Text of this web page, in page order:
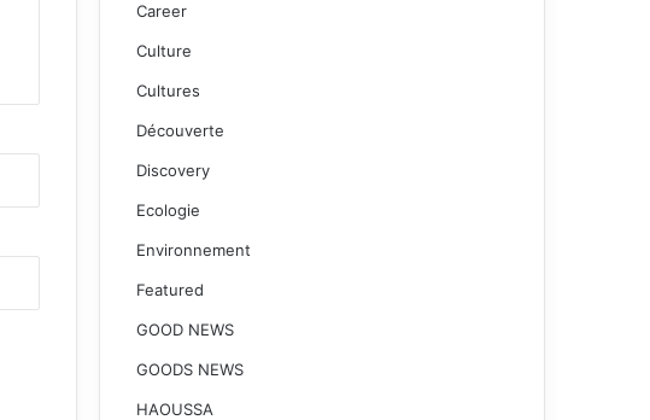
Career
Culture
Cultures
Découverte
Discovery
Ecologie
Environnement
Featured
GOOD NEWS
GOODS NEWS
HAOUSSA